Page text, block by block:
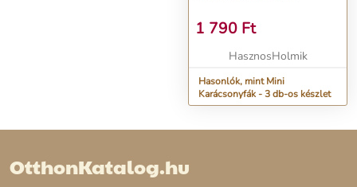
1 790 Ft
HasznosHolmik
Hasonlók, mint Mini
Karácsonyfák - 3 db-os készlet
OtthonKatalog.hu